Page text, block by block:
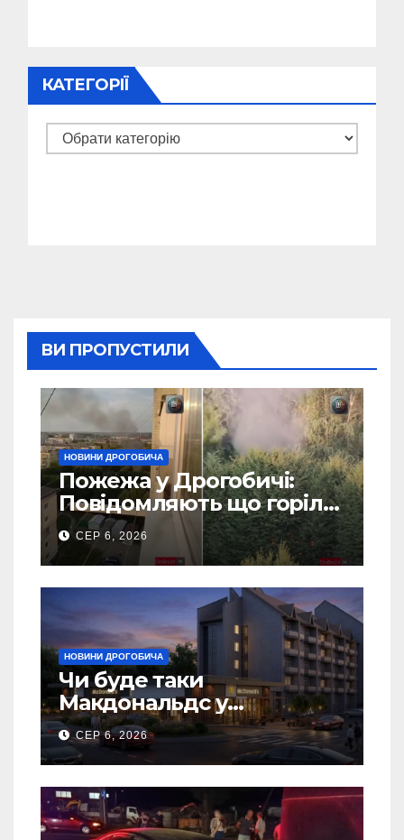
КАТЕГОРІЇ
Категорії
ВИ ПРОПУСТИЛИ
НОВИНИ ДРОГОБИЧА
Пожежа у Дрогобичі:
Повідомляють що горіло
5 гаражів (Відео)
СЕР 6, 2026
НОВИНИ ДРОГОБИЧА
Чи буде таки
Макдональдс у
Дрогобичі? (Фото)
СЕР 6, 2026